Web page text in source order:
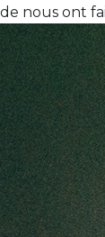
nous ont